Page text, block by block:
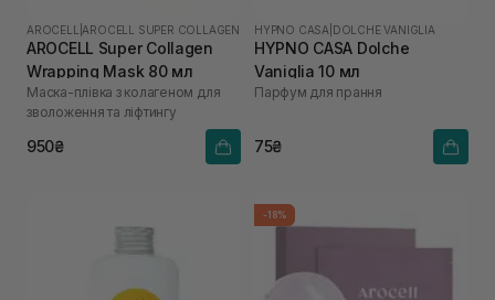
AROCELL AROCELL SUPER COLLAGEN
AROCELL Super Collagen
Wrapping Mask 80 мл
Маска-плівка з колагеном для
зволоження та ліфтингу
950₴
HYPNO CASA DOLCHE VANIGLIA
HYPNO CASA Dolche
Vaniglia 10 мл
Парфум для прання
75₴
-18%